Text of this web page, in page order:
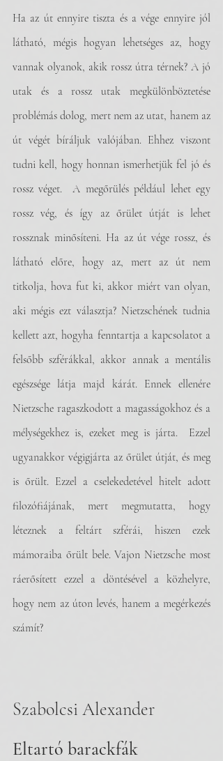
Ha az út ennyire tiszta és a vége ennyire jól
látható, mégis hogyan lehetséges az, hogy
vannak olyanok, akik rossz útra térnek? A jó
utak és a rossz utak megkülönböztetése
problémás dolog, mert nem az utat, hanem az
út végét bíráljuk valójában. Ehhez viszont
tudni kell, hogy honnan ismerhetjük fel jó és
rossz véget.  A megőrülés például lehet egy
rossz vég, és így az őrület útját is lehet
rossznak minősíteni. Ha az út vége rossz, és
látható előre, hogy az, mert az út nem
titkolja, hova fut ki, akkor miért van olyan,
aki mégis ezt választja? Nietzschének tudnia
kellett azt, hogyha fenntartja a kapcsolatot a
felsőbb szférákkal, akkor annak a mentális
egészsége látja majd kárát. Ennek ellenére
Nietzsche ragaszkodott a magasságokhoz és a
mélységekhez is, ezeket meg is járta.  Ezzel
ugyanakkor végigjárta az őrület útját, és meg
is őrült. Ezzel a cselekedetével hitelt adott
filozófiájának, mert megmutatta, hogy
léteznek a feltárt szférái, hiszen ezek
mámoraiba őrült bele. Vajon Nietzsche most
ráerősített ezzel a döntésével a közhelyre,
hogy nem az úton levés, hanem a megérkezés
számít?
Szabolcsi Alexander
Eltartó barackfák